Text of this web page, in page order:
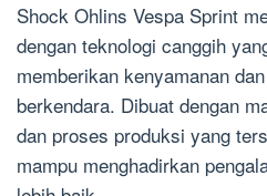
Shock Ohlins Vespa Sprint
dengan teknologi canggih
memberikan kenyamanan
berkendara. Dibuat dengan
dan proses produksi yang
mampu menghadirkan